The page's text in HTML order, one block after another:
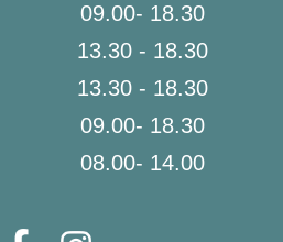
09.00- 18.30
13.30 - 18.30
13.30 - 18.30
09.00- 18.30
08.00- 14.00